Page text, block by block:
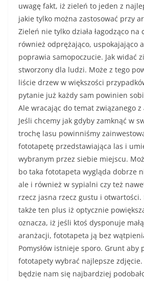
uwagę fakt, iż zieleń to jeden z
jakie tylko można zastosować przy
Zieleń nie tylko działa łagodząco na
również odprężająco, uspokajająco
poprawia samopoczucie. Jak widać
stworzony dla ludzi. Może z tego
liście drzew w większości
pytanie już każdy sam powinien
Ale wracając do temat związanego
Jeśli chcemy jak gdyby zamknąć w
trochę lasu powinniśmy
fototapetę przedstawiająca las i
wybranym przez siebie miejscu.
bo taka fototapeta wygląda dobrze
ale i również w sypialni czy też
rzecz jasna rzecz gustu i otwartości.
także ten plus iż optycznie
oznacza, iż jeśli ktoś dysponuje
aranżacji, fototapeta ją bez
Pomysłów istnieje sporo. Grunt aby
fototapety wybrać najlepsze
będzie nam się najbardziej